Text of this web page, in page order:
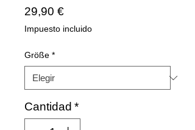
29,90 €Precio
Impuesto incluido
Größe *
Cantidad *